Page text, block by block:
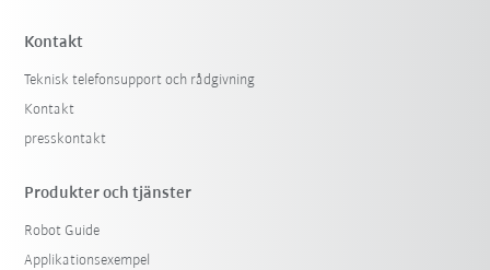
Kontakt
Teknisk telefonsupport och rådgivning
Kontakt
presskontakt
Produkter och tjänster
Robot Guide
Applikationsexempel